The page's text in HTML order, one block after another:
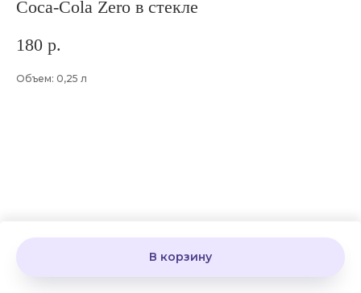
Coca-Cola Zero в стекле
180 р.
В корзину
Объем: 0,25 л